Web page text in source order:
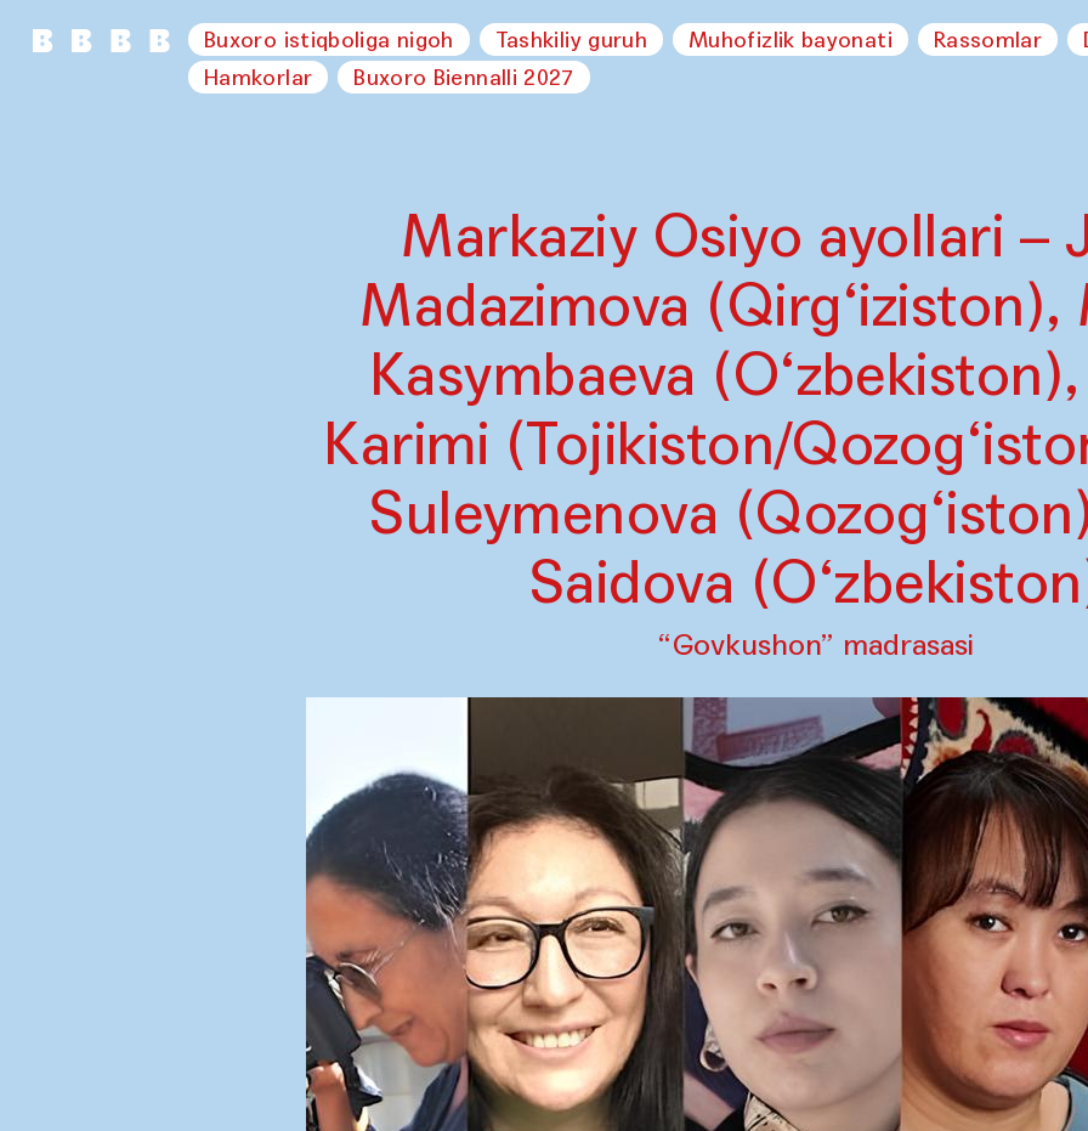
Buxoro istiqboliga nigoh Tashkiliy guruh Muhofizlik bayonati Rassomlar
Hamkorlar
Buxoro Biennalli 2027
Markaziy Osiyo ayollari –
Madazimova (Qirg‘iziston),
Kasymbaeva
Karimi (Tojikiston/
Suleymenova
Saidova
“Govkushon” madrasasi